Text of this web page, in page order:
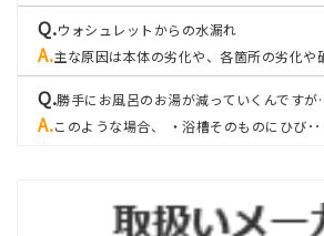
ウォシュレットからの水漏れ
主な原因は本体の劣化や、各箇所の劣化や
勝手にお風呂のお湯が減っていくんです
このような場合、 ・浴槽そのものにひび･･